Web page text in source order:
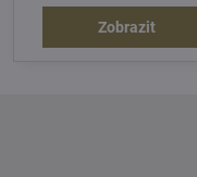
Zobrazit